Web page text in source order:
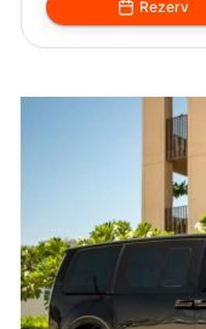
Rezerv